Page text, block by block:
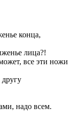
конца,
лица?!
все эти ножи
надо всем.